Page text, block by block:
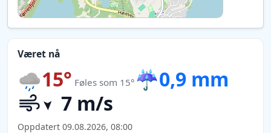
Været nå
15° Føles som 15° ☔0,9 mm
7 m/s
Oppdatert 09.08.2026, 08:00